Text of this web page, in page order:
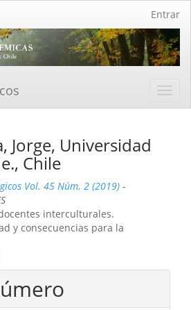
Entrar
Jorge, Universidad
Chile
Vol. 45 Núm. 2 (2019) -
interculturales.
y consecuencias para la